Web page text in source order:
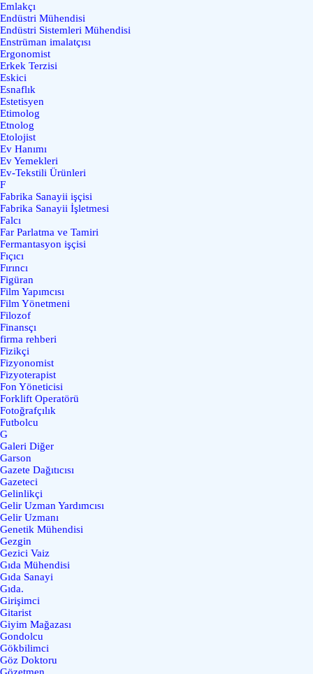
Emlakçı
Endüstri Mühendisi
Endüstri Sistemleri Mühendisi
Enstrüman imalatçısı
Ergonomist
Erkek Terzisi
Eskici
Esnaflık
Estetisyen
Etimolog
Etnolog
Etolojist
Ev Hanımı
Ev Yemekleri
Ev-Tekstili Ürünleri
F
Fabrika Sanayii işçisi
Fabrika Sanayii İşletmesi
Falcı
Far Parlatma ve Tamiri
Fermantasyon işçisi
Fıçıcı
Fırıncı
Figüran
Film Yapımcısı
Film Yönetmeni
Filozof
Finansçı
firma rehberi
Fizikçi
Fizyonomist
Fizyoterapist
Fon Yöneticisi
Forklift Operatörü
Fotoğrafçılık
Futbolcu
G
Galeri Diğer
Garson
Gazete Dağıtıcısı
Gazeteci
Gelinlikçi
Gelir Uzman Yardımcısı
Gelir Uzmanı
Genetik Mühendisi
Gezgin
Gezici Vaiz
Gıda Mühendisi
Gıda Sanayi
Gıda.
Girişimci
Gitarist
Giyim Mağazası
Gondolcu
Gökbilimci
Göz Doktoru